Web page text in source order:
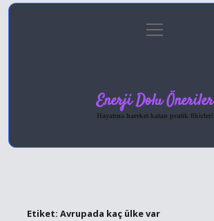
Gizlilik Politikası
menüyü
aç
Enerji Dolu Öneriler
Hayatına hareket katan pratik fikirler!
Etiket: Avrupada kaç ülke var